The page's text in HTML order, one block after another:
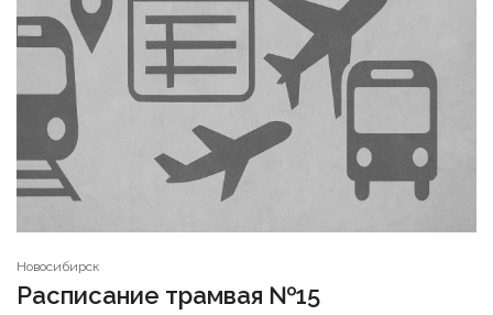
Новосибирск
Расписание трамвая №15